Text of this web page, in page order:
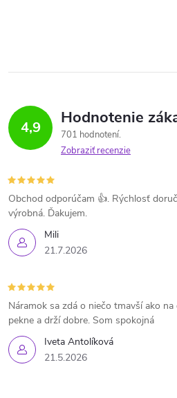
4,9 Hodnotenie
701 hodnotení
Zobraziť recenzie
Mili
21.7.2026
Obchod odporúčam 👍. Rýchlosť
výrobná. Ďakujem.
Iveta Antolíková
21.5.2026
Náramok sa zdá o niečo tmavší ako
pekne a drží dobre. Som spokojná